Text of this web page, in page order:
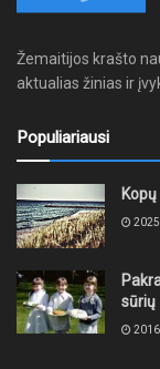
Žemaitijos krašto
aktualias žinias ir
Populiariausi
sūrių